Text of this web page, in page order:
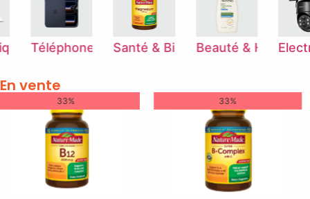
Téléphones & Tablettes
Santé & Bien-êtreBeauté & Hygiène
En vente
33% 19%